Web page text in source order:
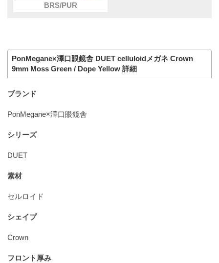
BRS/PUR
PonMegane×澤口眼鏡舎 DUET celluloidメガネ Crown
9mm Moss Green / Dope Yellow 詳細
ブランド
PonMegane×澤口眼鏡舎
シリーズ
DUET
素材
セルロイド
シェイプ
Crown
フロント厚み